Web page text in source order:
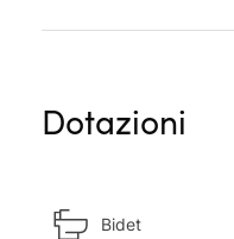
Dotazioni
Bidet